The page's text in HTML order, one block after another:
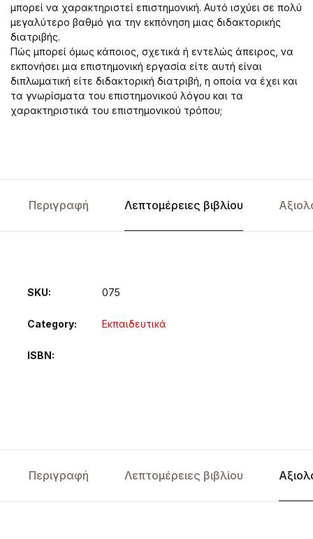
μπορεί να χαρακτηριστεί επιστημονική. Αυτό ισχύει σε πολύ
μεγαλύτερο βαθμό για την εκπόνηση μιας διδακτορικής
διατριβής.
Πώς μπορεί όμως κάποιος, σχετικά ή εντελώς άπειρος, να
εκπονήσει μια επιστημονική εργασία είτε αυτή είναι
διπλωματική είτε διδακτορική διατριβή, η οποία να έχει και
τα γνωρίσματα του επιστημονικού λόγου και τα
χαρακτηριστικά του επιστημονικού τρόπου;
Περιγραφή Λεπτομέρειες βιβλίου
SKU: 075
Category: Εκπαιδευτικά
ISBN
Περιγραφή Λεπτομέρειες βιβλίου